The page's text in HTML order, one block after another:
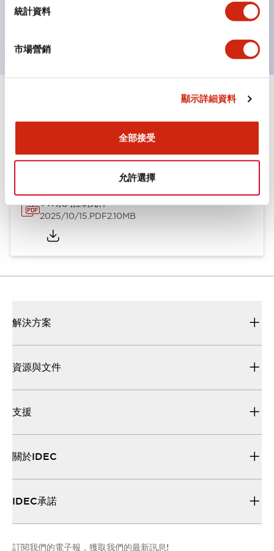
統計資料
市場營銷
顯示詳細資料
全部接受
允許選擇
線引起的反光。
型錄和宣傳手冊
YW系列控制元件
2025/10/15.PDF2.10MB
解決方案
資源與文件
支援
關於IDEC
IDEC承諾
訂閱我們的電子報，獲取我們的最新訊息!